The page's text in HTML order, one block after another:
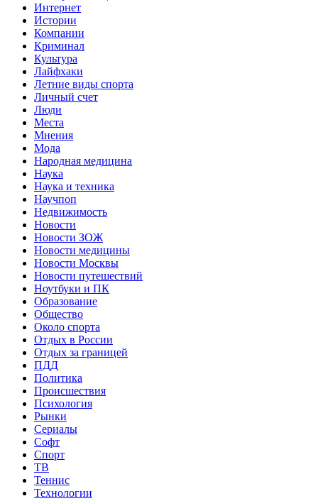
Интернет
Истории
Компании
Криминал
Культура
Лайфхаки
Летние виды спорта
Личный счет
Люди
Места
Мнения
Мода
Народная медицина
Наука
Наука и техника
Научпоп
Недвижимость
Новости
Новости ЗОЖ
Новости медицины
Новости Москвы
Новости путешествий
Ноутбуки и ПК
Образование
Общество
Около спорта
Отдых в России
Отдых за границей
ПДД
Политика
Происшествия
Психология
Рынки
Сериалы
Софт
Спорт
ТВ
Теннис
Технологии